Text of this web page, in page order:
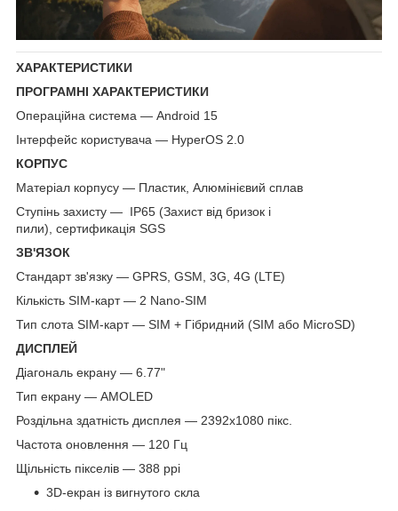
ХАРАКТЕРИСТИКИ
ПРОГРАМНІ ХАРАКТЕРИСТИКИ
Операційна система — Android 15
Інтерфейс користувача — HyperOS 2.0
КОРПУС
Матеріал корпусу — Пластик, Алюмінієвий сплав
Ступінь захисту — IP65 (Захист від бризок і
пили), сертификація SGS
ЗВ'ЯЗОК
Стандарт зв'язку — GPRS, GSM, 3G, 4G (LTE)
Кількість SIM-карт — 2 Nano-SIM
Тип слота SIM-карт — SIM + Гібридний (SIM або MicroSD)
ДИСПЛЕЙ
Діагональ екрану — 6.77"
Тип екрану — AMOLED
Роздільна здатність дисплея — 2392x1080 пікс.
Частота оновлення — 120 Гц
Щільність пікселів — 388 ppi
3D-екран із вигнутого скла